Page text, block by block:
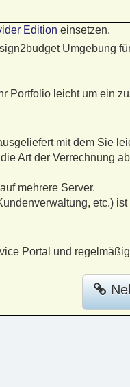
Edition einsetzen.
Umgebung
leicht um ein
mit dem Sie
Art der Verrechnung
mehrere Server.
etc.)
Portal und